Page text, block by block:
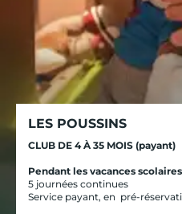
LES POUSSINS
CLUB DE 4 À 35 MOIS (payant)
Pendant les vacances
5 journées continues
Service payant, en pré-